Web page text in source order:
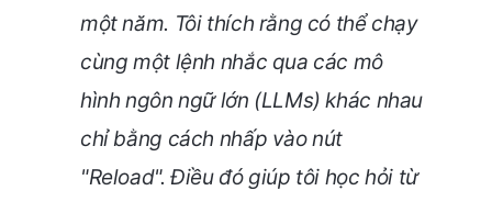
một năm. Tôi thích rằng có thể chạy
cùng một lệnh nhắc qua các mô
hình ngôn ngữ lớn (LLMs) khác nhau
chỉ bằng cách nhấp vào nút
"Reload". Điều đó giúp tôi học hỏi từ